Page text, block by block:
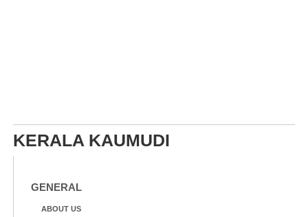
KERALA KAUMUDI
GENERAL
ABOUT US